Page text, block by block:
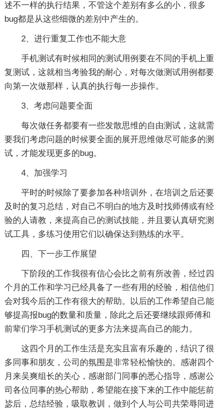
述不一样的执行结果，不管这个差别有多么的小，很多
bug都是从这些细微的差别中产生的。
2、进行重复工作也不能大意
手机测试有时候相同的测试用例要在不同的手机上重
复测试，这就相当考验我的耐心，对每次做测试用例都要
向第一次做那样，认真的执行每一步操作。
3、考虑问题要全面
每次做任务都要有一些发散思维的自由测试，这就需
要我们考虑问题的时候要全面的展开思维做尽可能多的测
试，才能发现更多的bug。
4、加强学习
平时的时候除了要参加各种培训外，在培训之后还要
及时的复习总结，对自己不明白的地方及时找师傅或有经
验的人请教，来提高自己的测试技能，并且要认真研究测
试工具，多练习使用它们以确保达到熟练的水平。
四、下一步工作展望
下阶段的工作我很有信心会比之前有所改善，经过四
个月的工作和学习已经具备了一些有用的经验，相信他们
会对我今后的工作有很大的帮助。以后的工作希望自己能
够提高报bug的数量和质量，除此之后还要继续跟师傅和
前辈们学习手机测试的更多方法来提高自己的能力。
这四个月的工作生活是充实且富有乐趣的，结识了很
多同事和朋友，公司的氛围是非常轻松愉快的。感谢四个
月来吴爽组长的关心，感谢部门同事的悉心指导，感谢公
司各位同事的热心帮助，希望能在接下来的工作中能惩前
毖后，总结经验，吸取教训，做到个人与公司共荣辱同进